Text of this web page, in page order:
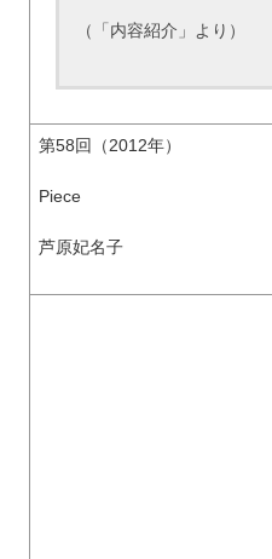
（「内容紹介」より）
第58回（2012年）
Piece
芦原妃名子